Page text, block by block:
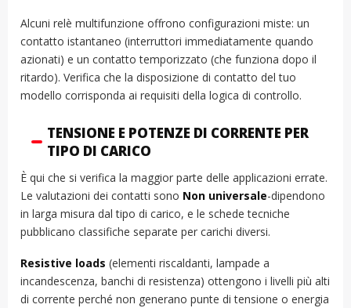
Alcuni relè multifunzione offrono configurazioni miste: un
contatto istantaneo (interruttori immediatamente quando
azionati) e un contatto temporizzato (che funziona dopo il
ritardo). Verifica che la disposizione di contatto del tuo
modello corrisponda ai requisiti della logica di controllo.
TENSIONE E POTENZE DI CORRENTE PER
TIPO DI CARICO
È qui che si verifica la maggior parte delle applicazioni errate.
Le valutazioni dei contatti sono Non universale-dipendono
in larga misura dal tipo di carico, e le schede tecniche
pubblicano classifiche separate per carichi diversi.
Resistive loads (elementi riscaldanti, lampade a
incandescenza, banchi di resistenza) ottengono i livelli più alti
di corrente perché non generano punte di tensione o energia